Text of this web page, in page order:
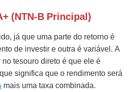
(NTN-B Principal)
já que uma parte do retorno é
de investir e outra é variável. A
tesouro direto é que ele é
significa que o rendimento será
mais uma taxa combinada.